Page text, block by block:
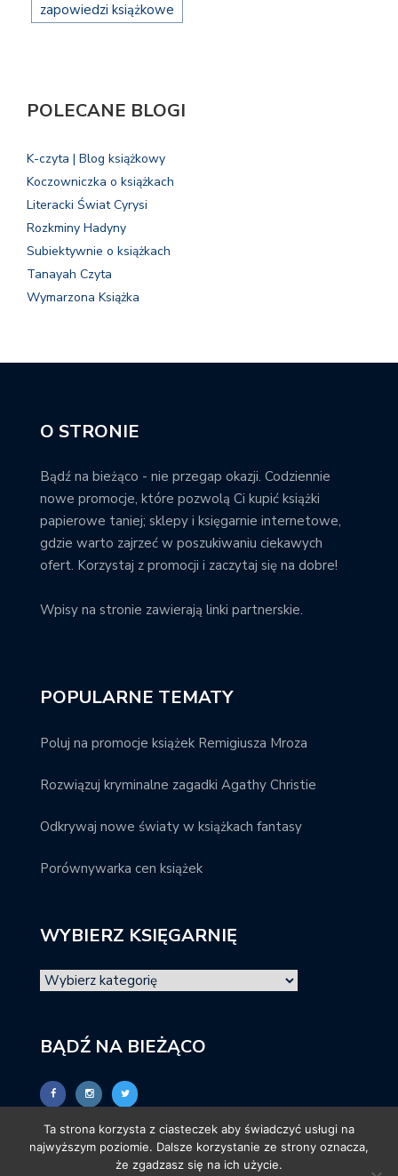
zapowiedzi książkowe
POLECANE BLOGI
K-czyta | Blog książkowy
Koczowniczka o książkach
Literacki Świat Cyrysi
Rozkminy Hadyny
Subiektywnie o książkach
Tanayah Czyta
Wymarzona Książka
O STRONIE
Bądź na bieżąco - nie przegap okazji. Codziennie
nowe promocje, które pozwolą Ci kupić książki
papierowe taniej; sklepy i księgarnie internetowe,
gdzie warto zajrzeć w poszukiwaniu ciekawych
ofert. Korzystaj z promocji i zaczytaj się na dobre!
Wpisy na stronie zawierają linki partnerskie.
POPULARNE TEMATY
Poluj na promocje książek Remigiusza Mroza
Rozwiązuj kryminalne zagadki Agathy Christie
Odkrywaj nowe światy w książkach fantasy
Porównywarka cen książek
WYBIERZ KSIĘGARNIĘ
BĄDŹ NA BIEŻĄCO
Ta strona korzysta z ciasteczek aby świadczyć usługi na
najwyższym poziomie. Dalsze korzystanie ze strony oznacza,
że zgadzasz się na ich użycie.